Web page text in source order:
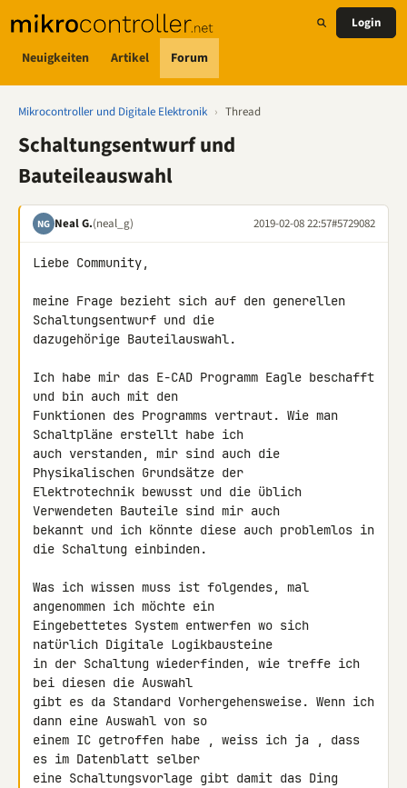
Neuigkeiten Artikel Forum
Login
Mikrocontroller und Digitale Elektronik › Thread
Schaltungsentwurf und
Bauteileauswahl
NG Neal G.(neal_g) 2019-02-08 22:57#5729082
Liebe Community,
meine Frage bezieht sich auf den generellen
Schaltungsentwurf und die
dazugehörige Bauteilauswahl.
Ich habe mir das E-CAD Programm Eagle beschafft
und bin auch mit den
Funktionen des Programms vertraut. Wie man
Schaltpläne erstellt habe ich
auch verstanden, mir sind auch die
Physikalischen Grundsätze der
Elektrotechnik bewusst und die üblich
Verwendeten Bauteile sind mir auch
bekannt und ich könnte diese auch problemlos in
die Schaltung einbinden.
Was ich wissen muss ist folgendes, mal
angenommen ich möchte ein
Eingebettetes System entwerfen wo sich
natürlich Digitale Logikbausteine
in der Schaltung wiederfinden, wie treffe ich
bei diesen die Auswahl
gibt es da Standard Vorhergehensweise. Wenn ich
dann eine Auswahl von so
einem IC getroffen habe , weiss ich ja , dass
es im Datenblatt selber
eine Schaltungsvorlage gibt damit das Ding